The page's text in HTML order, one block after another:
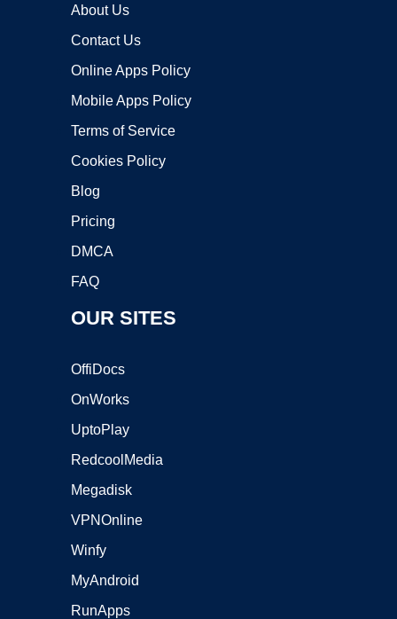
About Us
Contact Us
Online Apps Policy
Mobile Apps Policy
Terms of Service
Cookies Policy
Blog
Pricing
DMCA
FAQ
OUR SITES
OffiDocs
OnWorks
UptoPlay
RedcoolMedia
Megadisk
VPNOnline
Winfy
MyAndroid
RunApps